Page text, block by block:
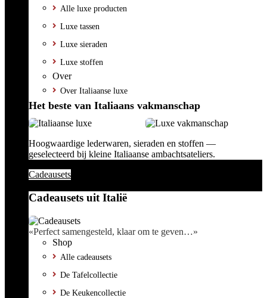
Alle luxe producten
Luxe tassen
Luxe sieraden
Luxe stoffen
Over
Over Italiaanse luxe
Het beste van Italiaans vakmanschap
Hoogwaardige lederwaren, sieraden en stoffen —
geselecteerd bij kleine Italiaanse ambachtsateliers.
Cadeausets
Cadeausets uit Italië
«Perfect samengesteld, klaar om te geven…»
Shop
Alle cadeausets
De Tafelcollectie
De Keukencollectie